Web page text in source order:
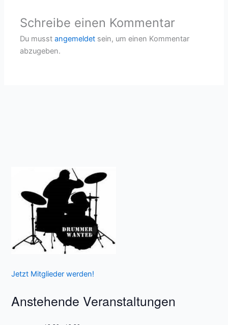
Schreibe einen Kommentar
Du musstangemeldet sein, um einen Kommentar
abzugeben.
Jetzt Mitglieder werden!
Anstehende Veranstaltungen